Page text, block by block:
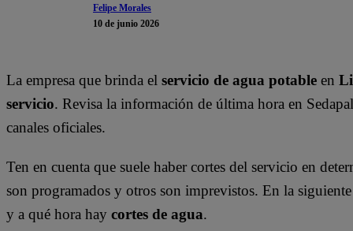
Felipe Morales
10 de junio 2026
La empresa que brinda el servicio de agua potable en
servicio. Revisa la información de última hora en
canales oficiales.
Ten en cuenta que suele haber cortes del servicio en
son programados y otros son imprevistos. En la
y a qué hora hay cortes de agua.